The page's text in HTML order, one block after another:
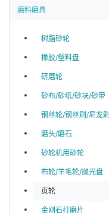
磨料磨具
树脂砂轮
橡胶/塑料盘
研磨轮
砂布/砂纸/砂块/砂带
钢丝轮/钢丝刷/尼龙刷
磨头/磨石
砂轮机用砂轮
布轮/羊毛轮/抛光盘
页轮
金刚石打磨片